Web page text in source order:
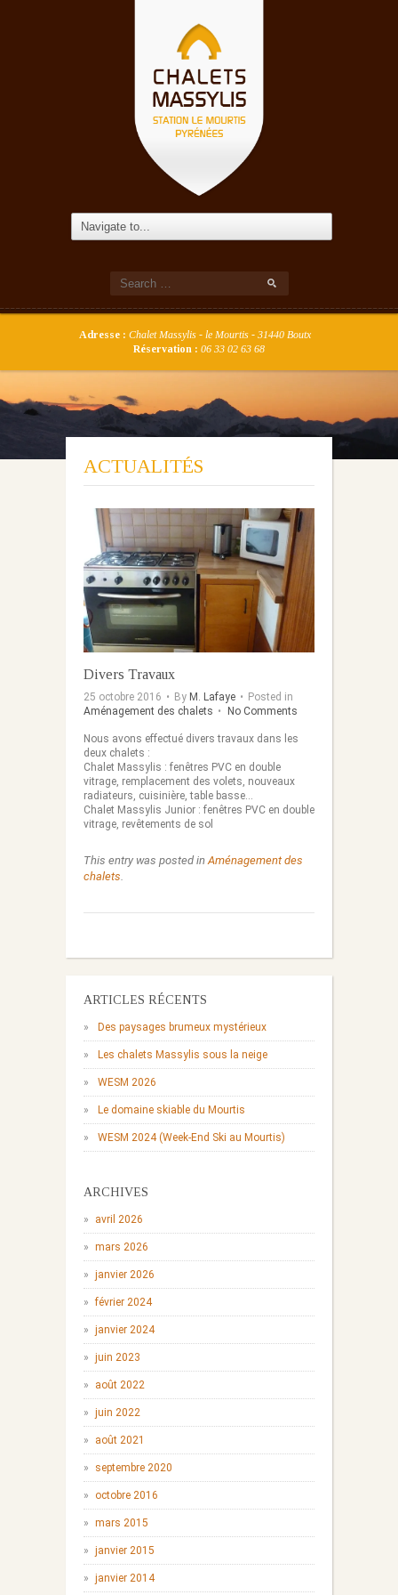
Adresse : Chalet Massylis - le Mourtis - 31440 Boutx
Réservation : 06 33 02 63 68
ACTUALITÉS
Divers Travaux
25 octobre 2016 • By M. Lafaye • Posted in
Aménagement des chalets • No Comments
Nous avons effectué divers travaux dans les
deux chalets :
Chalet Massylis : fenêtres PVC en double
vitrage, remplacement des volets, nouveaux
radiateurs, cuisinière, table basse…
Chalet Massylis Junior : fenêtres PVC en double
vitrage, revêtements de sol
This entry was posted inAménagement des
chalets.
ARTICLES RÉCENTS
Des paysages brumeux mystérieux
Les chalets Massylis sous la neige
WESM 2026
Le domaine skiable du Mourtis
WESM 2024 (Week-End Ski au Mourtis)
ARCHIVES
avril 2026
mars 2026
janvier 2026
février 2024
janvier 2024
juin 2023
août 2022
juin 2022
août 2021
septembre 2020
octobre 2016
mars 2015
janvier 2015
janvier 2014